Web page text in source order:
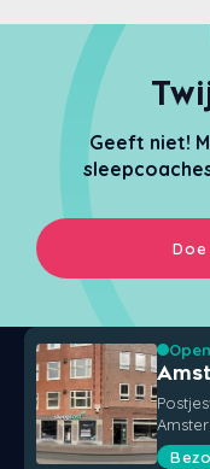
Geeft niet!